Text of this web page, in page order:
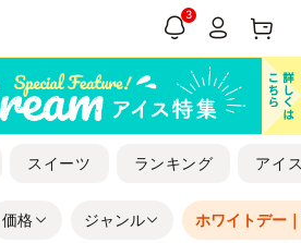
3
スイーツ ランキング アイ
価格 ジャンル ホワイトデー